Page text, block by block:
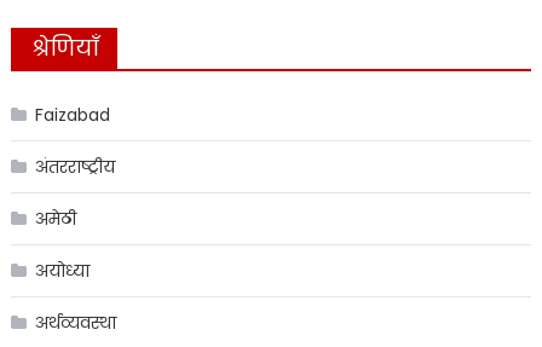
श्रेणियाँ
Faizabad
अंतरराष्ट्रीय
अमेठी
अयोध्या
अर्थव्यवस्था